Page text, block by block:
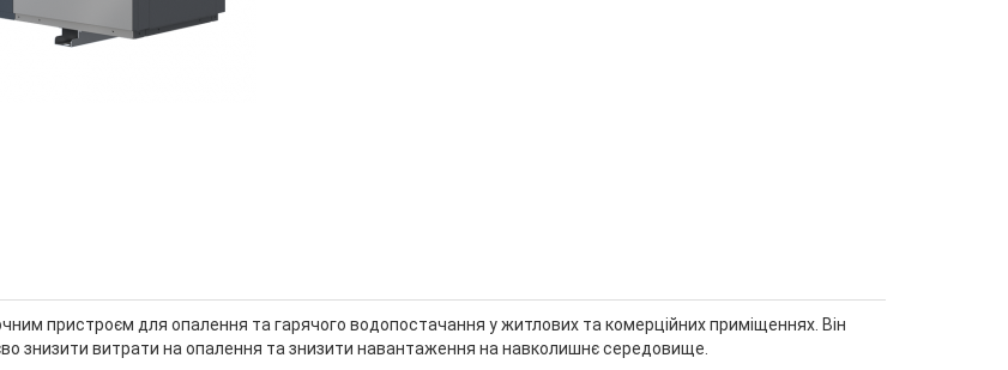
пристроєм для опалення та гарячого водопостачання у житлових та комерційних приміщеннях. Він
знизити витрати на опалення та знизити навантаження на навколишнє середовище.